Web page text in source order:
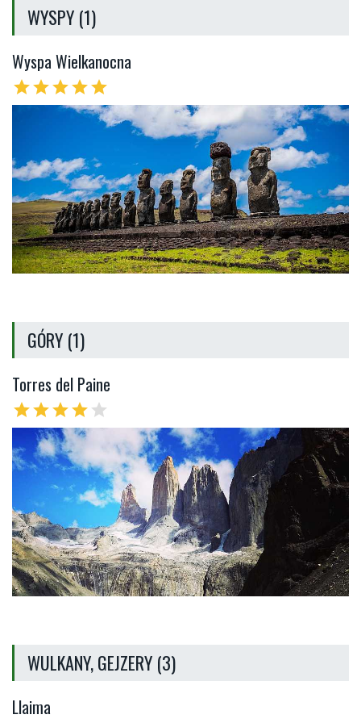
WYSPY (1)
Wyspa Wielkanocna
starstarstarstarstar
GÓRY (1)
Torres del Paine
starstarstarstar star
WULKANY, GEJZERY (3)
Llaima